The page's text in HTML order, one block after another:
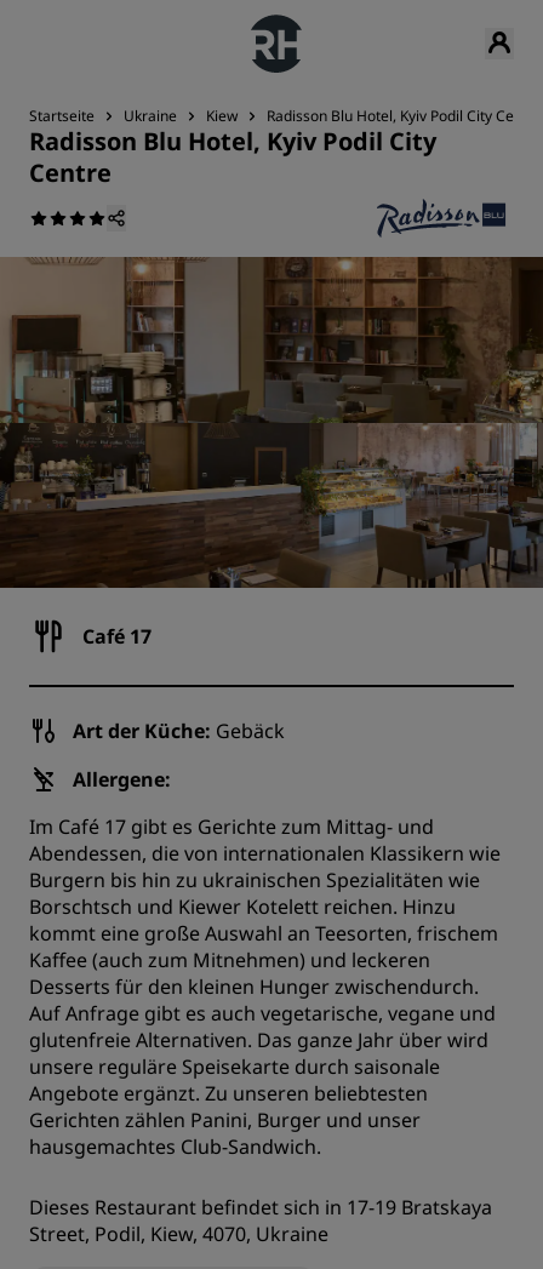
Startseite Ukraine Kiew Radisson Blu Hotel, Kyiv Podil City Centre
Radisson Blu Hotel, Kyiv Podil City
Centre
Café 17
Art der Küche: Gebäck
Allergene:
Im Café 17 gibt es Gerichte zum Mittag- und
Abendessen, die von internationalen Klassikern wie
Burgern bis hin zu ukrainischen Spezialitäten wie
Borschtsch und Kiewer Kotelett reichen. Hinzu
kommt eine große Auswahl an Teesorten, frischem
Kaffee (auch zum Mitnehmen) und leckeren
Desserts für den kleinen Hunger zwischendurch.
Auf Anfrage gibt es auch vegetarische, vegane und
glutenfreie Alternativen. Das ganze Jahr über wird
unsere reguläre Speisekarte durch saisonale
Angebote ergänzt. Zu unseren beliebtesten
Gerichten zählen Panini, Burger und unser
hausgemachtes Club-Sandwich.
Dieses Restaurant befindet sich in 17-19 Bratskaya
Street, Podil, Kiew, 4070, Ukraine